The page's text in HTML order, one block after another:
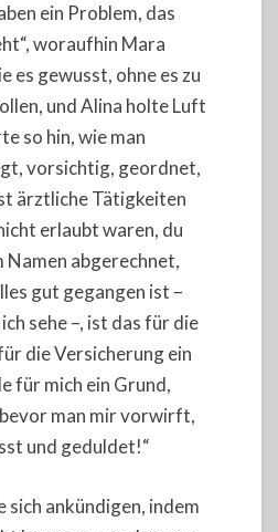
ein Problem, das
woraufhin Mara
es gewusst, ohne es zu
und Alina holte Luft
so hin, wie man
vorsichtig, geordnet,
ärztliche Tätigkeiten
erlaubt waren, du
Namen abgerechnet,
gut gegangen ist –
sehe –, ist das für die
die Versicherung ein
für mich ein Grund,
man mir vorwirft,
und geduldet!“
sich ankündigen, indem